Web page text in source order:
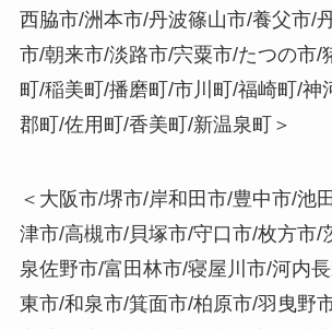
西脇市/洲本市/丹波篠山市/養父市/
市/朝来市/淡路市/宍粟市/たつの市/
町/稲美町/播磨町/市川町/福崎町/神
郡町/佐用町/香美町/新温泉町＞
＜大阪市/堺市/岸和田市/豊中市/池
津市/高槻市/貝塚市/守口市/枚方市/
泉佐野市/富田林市/寝屋川市/河内
東市/和泉市/箕面市/柏原市/羽曳野